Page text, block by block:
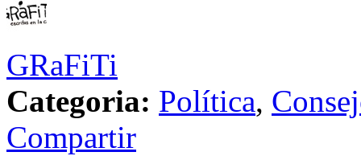
GRaFiTi
Categoria: Política,
Compartir